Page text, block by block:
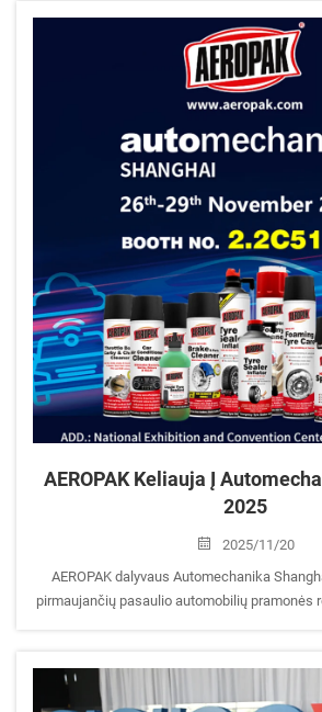
stende!
AEROPAK Keliauja Į
2025
2025/11/20
AEROPAK dalyvaus Automechanika
pirmaujančių pasaulio automobilių pramonės
Automechanika Shan...